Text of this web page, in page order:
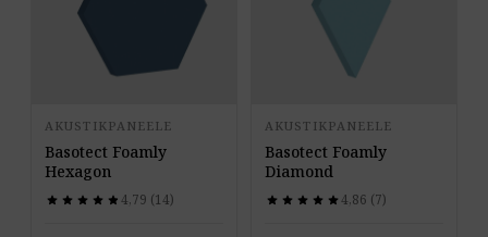
AKUSTIKPANEELE
Basotect Foamly
Hexagon
star star star star star
star star star star star4,79 (14)
AKUSTIKPANEELE
Basotect Foamly
Diamond
star star star star star
star star star star star4,86 (7)